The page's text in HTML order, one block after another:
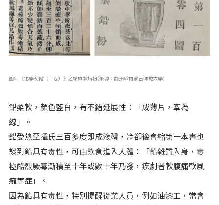
圖5. 《化學初階（二卷）》之鉛與製鉛粉(來源：翻拍於內蒙古師範大學)
鉛柔軟，顏色藍白，有不錯延展性：「成薄片，牽為
線」。
鉛受熱至攝氏三百多度即成液體，冷卻後會縮第一本書也
談到鉛具有毒性，可由飲食進入人體：「鉛雜質入身，毒
極酷烈厥毒漸積至十年或數十年乃發，疾劇者軟腹痛軟風
癱等症」。
因為鉛具有毒性，特別提醒從業人員，例如油漆工，常會